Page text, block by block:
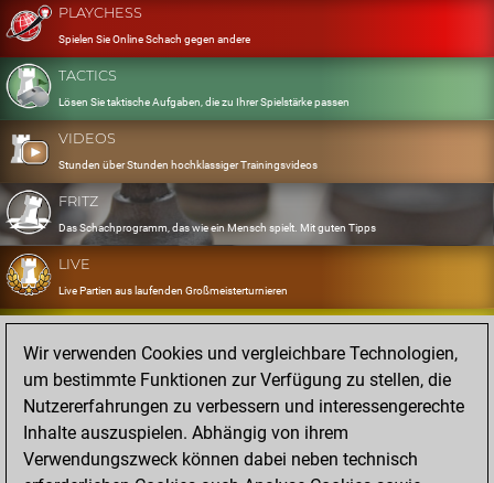
PLAYCHESS
Spielen Sie Online Schach gegen andere
TACTICS
Lösen Sie taktische Aufgaben, die zu Ihrer Spielstärke passen
VIDEOS
Stunden über Stunden hochklassiger Trainingsvideos
FRITZ
Das Schachprogramm, das wie ein Mensch spielt. Mit guten Tipps
LIVE
Live Partien aus laufenden Großmeisterturnieren
OPENINGS
Erfassen und Üben Sie Ihr Eröffnungsrepertoire
DATABASE
Acht Millionen starke Partien
MYGAMES
Speichern und analysieren Sie eigene Partien in der Cloud
Wir verwenden Cookies und vergleichbare Technologien,
um bestimmte Funktionen zur Verfügung zu stellen, die
Nutzererfahrungen zu verbessern und interessengerechte
Inhalte auszuspielen. Abhängig von ihrem
Verwendungszweck können dabei neben technisch